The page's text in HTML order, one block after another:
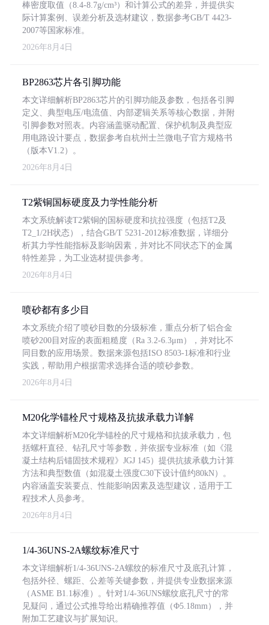
棒密度取值（8.4-8.7g/cm³）和计算公式的差异，并提供实
际计算案例、误差分析及选材建议，数据参考GB/T 4423-
2007等国家标准。
2026年8月4日
BP2863芯片各引脚功能
本文详细解析BP2863芯片的引脚功能及参数，包括各引脚
定义、典型电压/电流值、内部逻辑关系等核心数据，并附
引脚参数对照表。内容涵盖驱动配置、保护机制及典型应
用电路设计要点，数据参考自杭州士兰微电子官方规格书
（版本V1.2）。
2026年8月4日
T2紫铜国标硬度及力学性能分析
本文系统解读T2紫铜的国标硬度和抗拉强度（包括T2及
T2_1/2H状态），结合GB/T 5231-2012标准数据，详细分
析其力学性能指标及影响因素，并对比不同状态下的金属
特性差异，为工业选材提供参考。
2026年8月4日
喷砂都有多少目
本文系统介绍了喷砂目数的分级标准，重点分析了铝合金
喷砂200目对应的表面粗糙度（Ra 3.2-6.3μm），并对比不
同目数的应用场景。数据来源包括ISO 8503-1标准和行业
实践，帮助用户根据需求选择合适的喷砂参数。
2026年8月4日
M20化学锚栓尺寸规格及抗拔承载力详解
本文详细解析M20化学锚栓的尺寸规格和抗拔承载力，包
括螺杆直径、钻孔尺寸等参数，并依据专业标准（如《混
凝土结构后锚固技术规程》JGJ 145）提供抗拔承载力计算
方法和典型数值（如混凝土强度C30下设计值约80kN）。
内容涵盖安装要点、性能影响因素及选型建议，适用于工
程技术人员参考。
2026年8月4日
1/4-36UNS-2A螺纹标准尺寸
本文详细解析1/4-36UNS-2A螺纹的标准尺寸及底孔计算，
包括外径、螺距、公差等关键参数，并提供专业数据来源
（ASME B1.1标准）。针对1/4-36UNS螺纹底孔尺寸的常
见疑问，通过公式推导给出精确推荐值（Φ5.18mm），并
附加工艺建议与扩展知识。